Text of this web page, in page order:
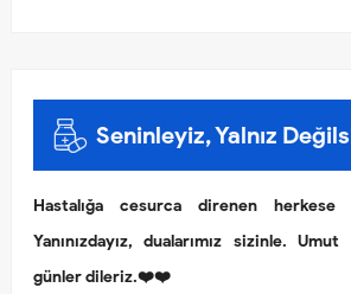
Seninleyiz, Yalnız
Hastalığa cesurca direnen
Yanınızdayız, dualarımız sizinle.
günler dileriz.❤️❤️